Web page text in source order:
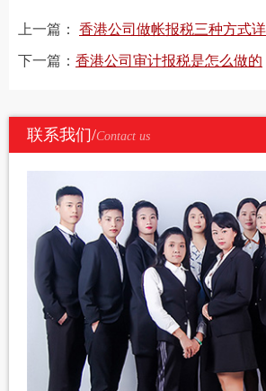
上一篇： 香港公司做帐报税三种方式
下一篇： 香港公司审计报税是怎么做的
联系我们/Contact us